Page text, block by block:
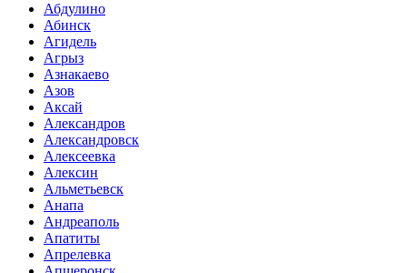
Абдулино
Абинск
Агидель
Агрыз
Азнакаево
Азов
Аксай
Александров
Александровск
Алексеевка
Алексин
Альметьевск
Анапа
Андреаполь
Апатиты
Апрелевка